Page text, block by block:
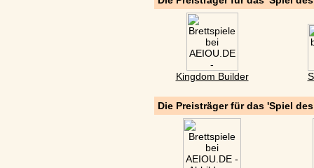
Kingdom Builder
Die Preisträger für das 'Spiel